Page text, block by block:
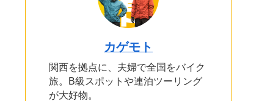
カゲモト
関西を拠点に、夫婦で全国をバイク
旅。B級スポットや連泊ツーリング
が大好物。